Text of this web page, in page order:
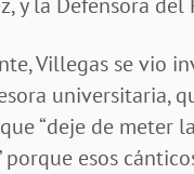
y la Defensora
Villegas se vio
universitaria,
que “deje de meter
porque esos